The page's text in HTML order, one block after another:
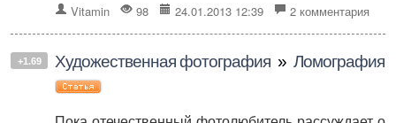
Vitamin 98 24.01.2013 12:39 2 комментария
+1.69 Художественная фотография » Ломография